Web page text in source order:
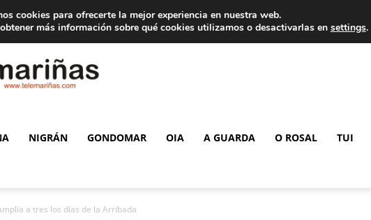
Tarifas de publicidad
Telemariñas
NIGRÁN GONDOMAR OIA A GUARDA O ROSAL TUI
a tres los días de la Arribada
cookies para ofrecerte la mejor experiencia en nuestra web.
más información sobre qué cookies utilizamos o desactivarlas en settings.